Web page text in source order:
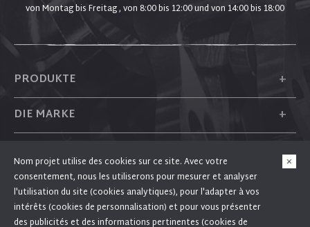
von Montag bis Freitag , von 8:00 bis 12:00 und von 14:00 bis 18:00
PRODUKTE +
DIE MARKE +
+
FOLGEN SIE UNS
Nom projet utilise des cookies sur ce site. Avec votre
consentement, nous les utiliserons pour mesurer et analyser
l'utilisation du site (cookies analytiques), pour l'adapter à vos
intérêts (cookies de personnalisation) et pour vous présenter
des publicités et des informations pertinentes (cookies de